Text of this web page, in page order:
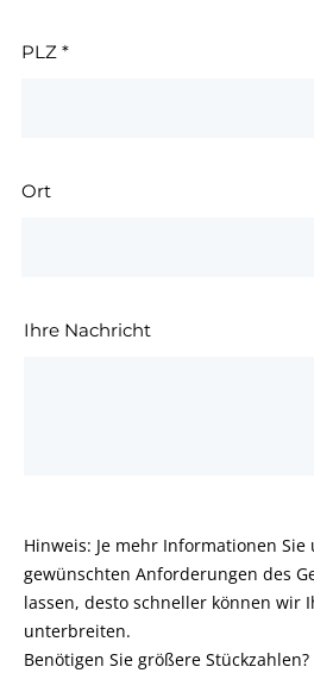
PLZ *
Ort
Ihre Nachricht
Hinweis: Je mehr Informationen Sie
gewünschten Anforderungen des
lassen, desto schneller können wir
unterbreiten.
Benötigen Sie größere